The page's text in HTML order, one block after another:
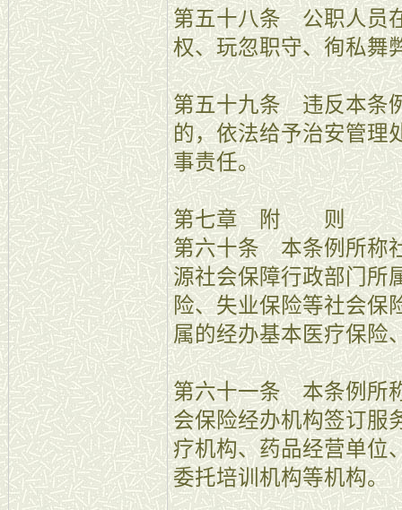
第五十八条 公职人员
权、玩忽职守、徇私舞
第五十九条 违反本条
的，依法给予治安管理
事责任。
第七章 附 则
第六十条 本条例所称
源社会保障行政部门所
险、失业保险等社会保
属的经办基本医疗保险
第六十一条 本条例所
会保险经办机构签订服
疗机构、药品经营单位
委托培训机构等机构。